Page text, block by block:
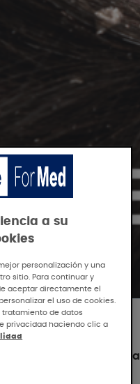
- La pieza que
a su
personalización y una
sitio. Para continuar y
aceptar directamente el
el uso de cookies.
tratamiento de datos
privacidad haciendo clic a